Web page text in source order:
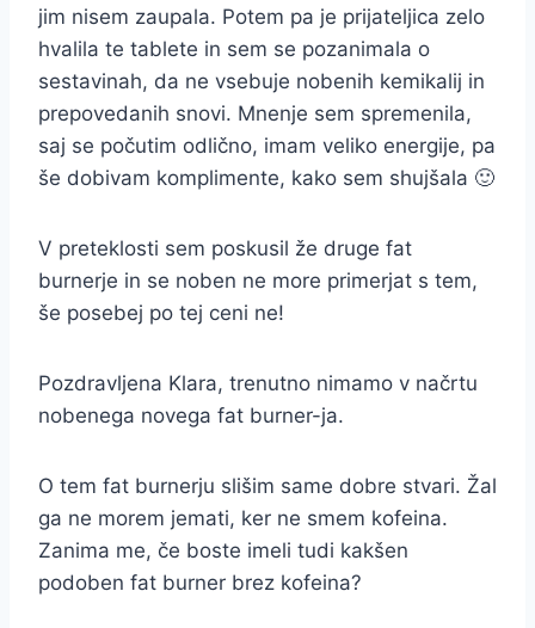
jim nisem zaupala. Potem pa je prijateljica zelo
hvalila te tablete in sem se pozanimala o
sestavinah, da ne vsebuje nobenih kemikalij in
prepovedanih snovi. Mnenje sem spremenila,
saj se počutim odlično, imam veliko energije, pa
še dobivam komplimente, kako sem shujšala 🙂
V preteklosti sem poskusil že druge fat
burnerje in se noben ne more primerjat s tem,
še posebej po tej ceni ne!
Pozdravljena Klara, trenutno nimamo v načrtu
nobenega novega fat burner-ja.
O tem fat burnerju slišim same dobre stvari. Žal
ga ne morem jemati, ker ne smem kofeina.
Zanima me, če boste imeli tudi kakšen
podoben fat burner brez kofeina?